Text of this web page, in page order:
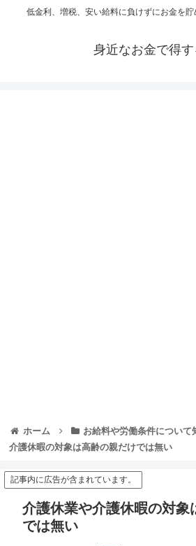
低金利、増税、安い給料に負けずにお金を
身近なお金で得
ホーム お給料や労働条件について
介護休暇の対象は高齢の親だけでは無い
記事内に広告が含まれています。
介護休業や介護休暇の対象
では無い